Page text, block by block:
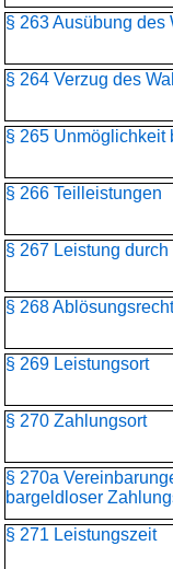
§ 263 Ausübung des
§ 264 Verzug des
§ 265 Unmöglichkeit
§ 266 Teilleistungen
§ 267 Leistung durch
§ 268
§ 269 Leistungsort
§ 270 Zahlungsort
§ 270a
bargeldloser
§ 271 Leistungszeit